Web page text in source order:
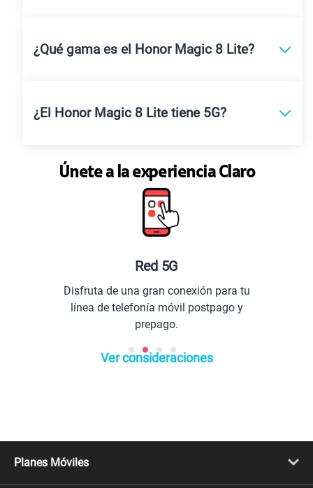
¿Qué gama es el Honor Magic 8 Lite?
¿El Honor Magic 8 Lite tiene 5G?
Únete a la experiencia Claro
Red 5G
Disfruta de una gran conexión para tu
línea de telefonía móvil postpago y
prepago.
Ver consideraciones
Planes Móviles